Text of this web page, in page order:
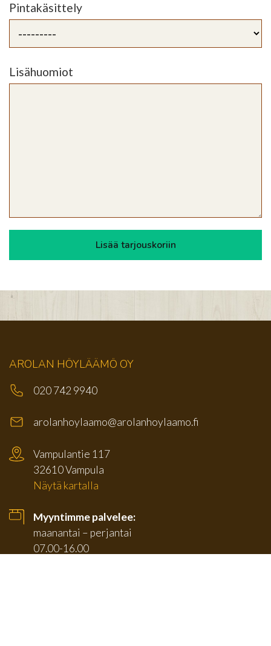
Pintakäsittely
Lisähuomiot
AROLAN HÖYLÄÄMÖ OY
020 742 9940
arolanhoylaamo@arolanhoylaamo.fi
Vampulantie 117
32610 Vampula
Näytä kartalla
Myyntimme palvelee:
maanantai – perjantai
07.00-16.00